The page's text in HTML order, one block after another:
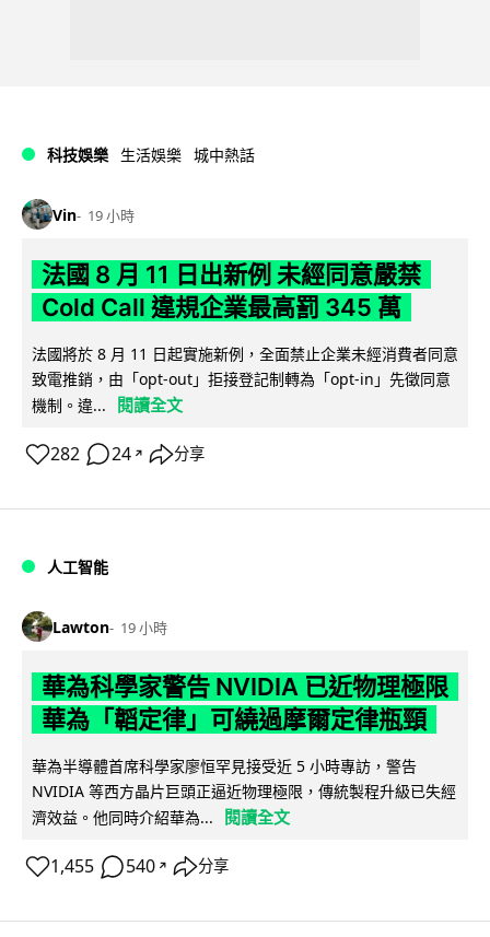
科技娛樂 生活娛樂 城中熱話
Vin 19 小時
法國 8 月 11 日出新例 未經同意嚴禁
Cold Call 違規企業最高罰 345 萬
法國將於 8 月 11 日起實施新例，全面禁止企業未經消費者同意
致電推銷，由「opt-out」拒接登記制轉為「opt-in」先徵同意
機制。違...
閱讀全文
282 24 ↗ 分享
人工智能
Lawton 19 小時
華為科學家警告 NVIDIA 已近物理極限
華為「韜定律」可繞過摩爾定律瓶頸
華為半導體首席科學家廖恒罕見接受近 5 小時專訪，警告
NVIDIA 等西方晶片巨頭正逼近物理極限，傳統製程升級已失經
濟效益。他同時介紹華為...
閱讀全文
1,455 540 ↗ 分享